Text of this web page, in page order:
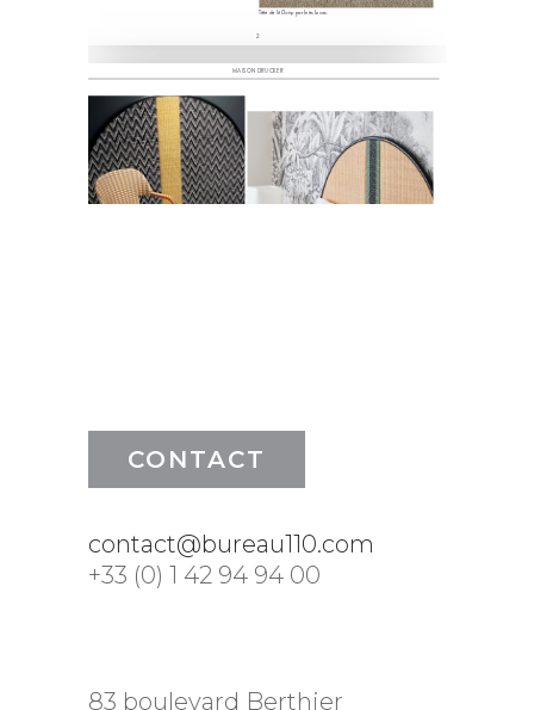
CONTACT
contact@bureau110.com
+33 (0) 1 42 94 94 00
83 boulevard Berthier